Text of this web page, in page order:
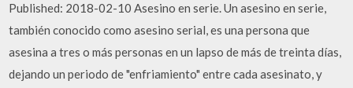
Published: 2018-02-10 Asesino en serie. Un asesino en serie,
también conocido como asesino serial, es una persona que
asesina a tres o más personas en un lapso de más de treinta días,
dejando un periodo de "enfriamiento" entre cada asesinato, y